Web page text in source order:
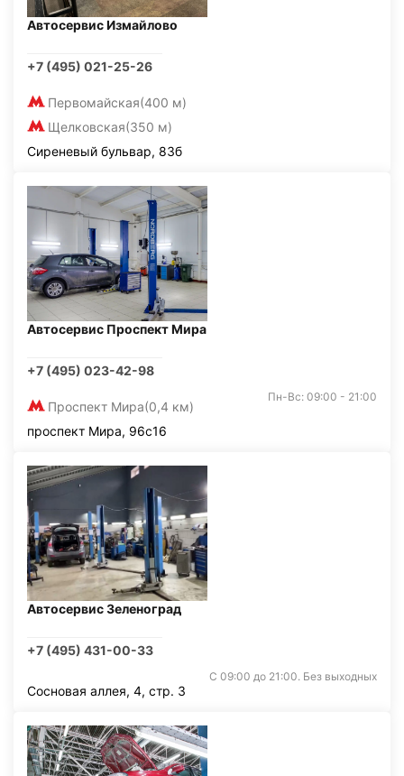
Автосервис Измайлово
+7 (495) 021-25-26
Первомайская(400 м)
Щелковская(350 м)
Сиреневый бульвар, 83б
Автосервис Проспект Мира
+7 (495) 023-42-98
Проспект Мира(0,4 км)
Пн-Вс: 09:00 - 21:00
проспект Мира, 96с16
Автосервис Зеленоград
+7 (495) 431-00-33
С 09:00 до 21:00. Без выходных
Сосновая аллея, 4, стр. 3